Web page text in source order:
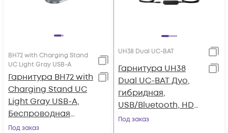
BH72 with Charging Stand
UC Light Gray USB-A
Гарнитура BH72 with
Charging Stand UC
Light Gray USB-A,
Беспроводная
BT,BHC76,Зарядка
Под заказ
UH38 Dual UC-BAT
Гарнитура UH38
Dual UC-BAT Дуо,
гибридная,
USB/Bluetooth, HD
звук,
Под заказ